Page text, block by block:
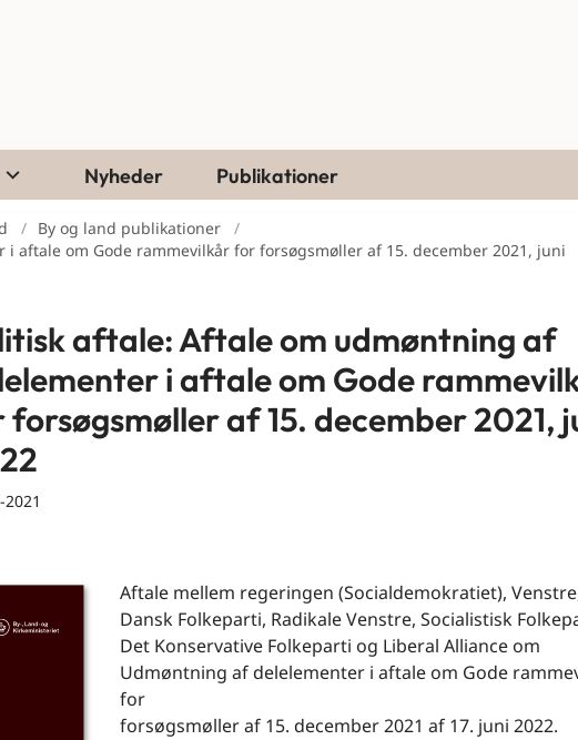
Nyheder Publikationer
By og land publikationer
aftale om Gode rammevilkår for forsøgsmøller af 15. december 2021, juni
aftale: Aftale om udmøntning af
i aftale om Gode
af 15. december 2021,
Aftale mellem regeringen (Socialdemokratiet),
Dansk Folkeparti, Radikale Venstre, Socialistisk
Det Konservative Folkeparti og Liberal Alliance om
Udmøntning af delelementer i aftale om Gode
for
forsøgsmøller af 15. december 2021 af 17. juni 2022.